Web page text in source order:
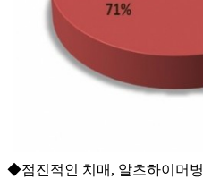
◆점진적인 치매, 알츠하이머병